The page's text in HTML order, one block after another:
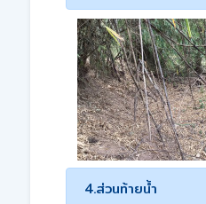
4.ส่วนท้ายน้ำ